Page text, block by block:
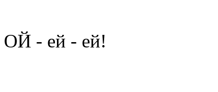
ОЙ - ей - ей!